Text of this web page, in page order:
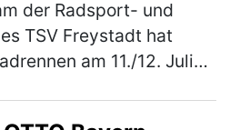
der Radsport- und
TSV Freystadt hat
am 11./12. Juli